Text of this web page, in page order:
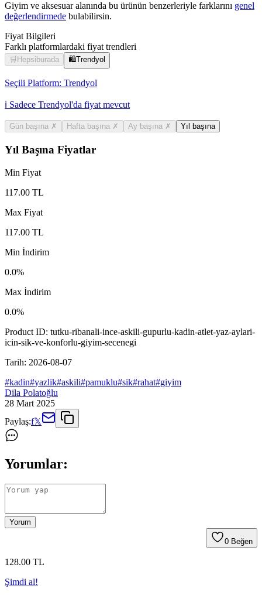
Giyim ve aksesuar alanında bu ürünün benzerleriyle farklarını genel
değerlendirmede bulabilirsin.
Fiyat Bilgileri
Farklı platformlardaki fiyat trendleri
🛒 Hepsiburada 🛍️Trendyol
Seçili Platform: Trendyol
ℹ️ Sadece Trendyol'da fiyat mevcut
Gün başına ✗ Hafta başına ✗ Ay başına ✗ Yıl başına
Yıl Başına Fiyatlar
Min Fiyat
117.00 TL
Max Fiyat
117.00 TL
Min İndirim
0.0%
Max İndirim
0.0%
Product ID: tutku-ribanali-ince-askili-gupurlu-kadin-atlet-yaz-aylari-
icin-sik-ve-konforlu-giyim-secenegi
Tarih: 2026-08-07
#kadin#yazlik#askili#pamuklu#sik#rahat#giyim
Dila Polatoğlu
28 Mart 2025
Paylaş:f𝕏
Yorumlar:
Yorum
0 Beğen
128.00 TL
Şimdi al!